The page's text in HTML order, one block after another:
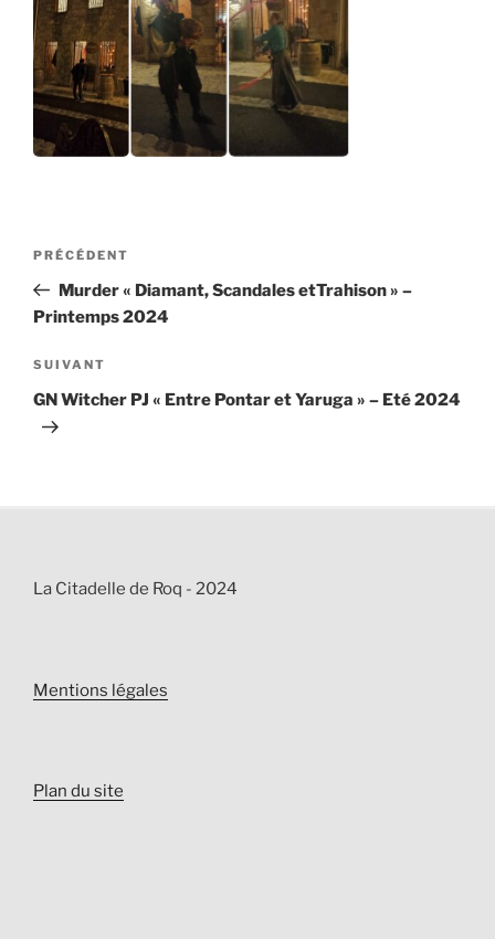
Navigation
l’article
Article
précédent
PRÉCÉDENT
Murder « Diamant, Scandales etTrahison » –
Printemps 2024
Article
suivant
SUIVANT
GN Witcher PJ « Entre Pontar et Yaruga » – Eté 2024
La Citadelle de Roq - 2024
Mentions légales
Plan du site